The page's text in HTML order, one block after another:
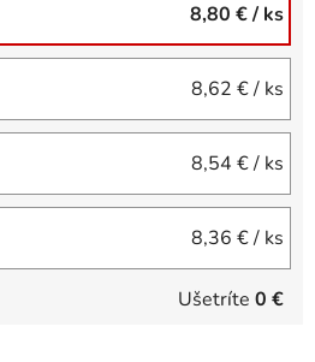
8,80 €/ ks
8,62 €/ ks
8,54 €/ ks
8,36 €/ ks
Ušetríte 0 €